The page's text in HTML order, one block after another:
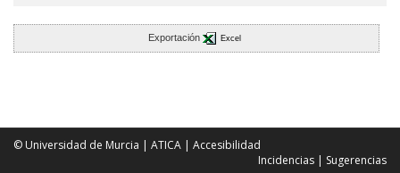
Exportación Excel
© Universidad de Murcia | ATICA | Accesibilidad
Incidencias | Sugerencias